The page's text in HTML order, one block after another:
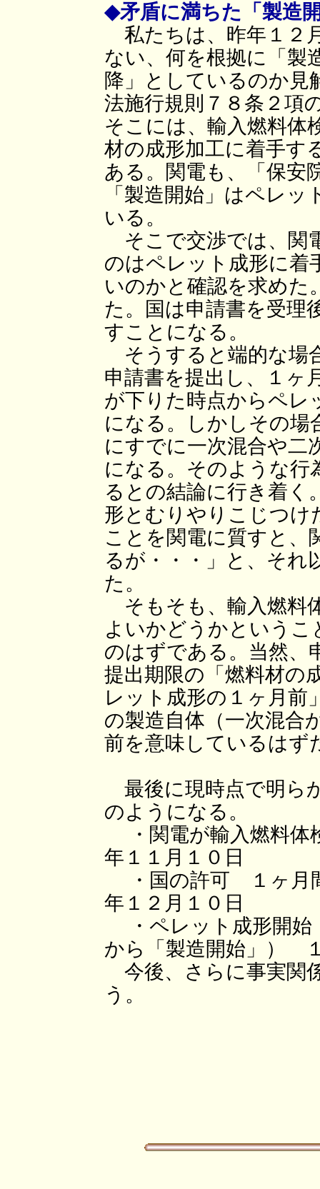
◆矛盾に満ちた「製造
私たちは、昨年１２
ない、何を根拠に「製
降」としているのか見
法施行規則７８条２項
そこには、輸入燃料体
材の成形加工に着手す
ある。関電も、「保安
「製造開始」はペレ
いる。
そこで交渉では、関
のはペレット成形に着
いのかと確認を求めた
た。国は申請書を受理
すことになる。
そうすると端的な場
申請書を提出し、１ヶ
が下りた時点からペレ
になる。しかしその場
にすでに一次混合や二
になる。そのような行
るとの結論に行き着く
形とむりやりこじつけ
ことを関電に質すと、
るが・・・」と、それ
た。
そもそも、輸入燃料
よいかどうかというこ
のはずである。当然、
提出期限の「燃料材の
レット成形の１ヶ月前
の製造自体（一次混合
前を意味しているはず
最後に現時点で明ら
のようになる。
・関電が輸入燃料
年１１月１０日
・国の許可 １ヶ月
年１２月１０日
・ペレット成形開始
から「製造開始」）
今後、さらに事実関
う。